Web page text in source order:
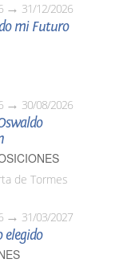
31/12/2026
mi Futuro
30/08/2026
de Tormes
31/03/2027
elegido